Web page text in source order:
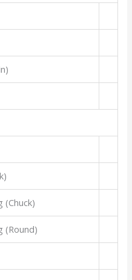
(Chuck)
(Round)